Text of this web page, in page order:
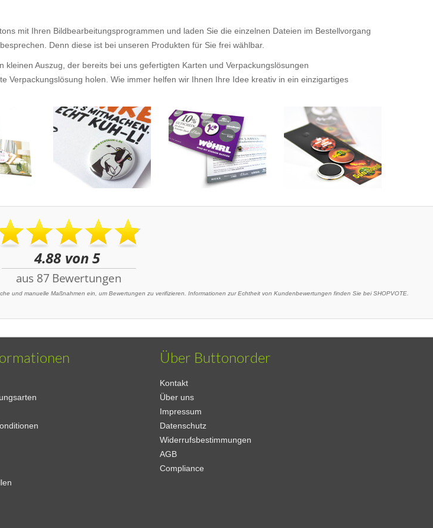
mit Ihren Bildbearbeitungsprogrammen und laden Sie die einzelnen Dateien im Bestellvorgang
Denn diese ist bei unseren Produkten für Sie frei wählbar.
kleinen Auszug, der bereits bei uns gefertigten Karten und Verpackungslösungen
Verpackungslösung holen. Wie immer helfen wir Ihnen Ihre Idee kreativ in ein einzigartiges
und manuelle Maßnahmen ein, um Bewertungen zu verifizieren. Informationen zur Echtheit von Kundenbewertungen finden Sie bei SHOPVOTE.
Über Buttonorder
Kontakt
Über uns
Impressum
Datenschutz
Widerrufsbestimmungen
AGB
Compliance